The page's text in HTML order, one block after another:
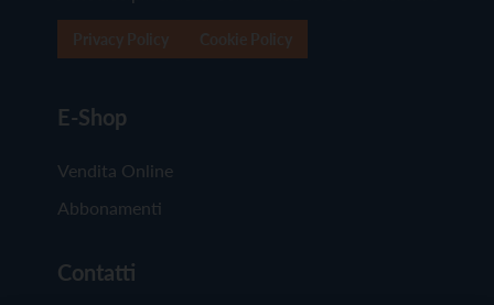
E-Shop
Vendita Online
Abbonamenti
Contatti